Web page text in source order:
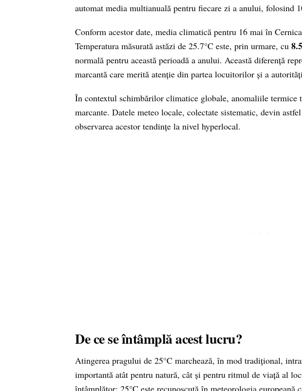
automat media multianuală pentru fiecare zi a anului, folosind
Conform acestor date, media climatică pentru 16 mai în
Temperatura măsurată astăzi de 25.7°C este, prin urmare, cu
normală pentru această perioadă a anului. Această diferență
marcantă care merită atenție din partea locuitorilor și a
În contextul schimbărilor climatice globale, anomaliile termice
marcante. Datele meteo locale, colectate sistematic, devin
observarea acestor tendințe la nivel hyperlocal.
De ce se întâmplă acest lucru?
Atingerea pragului de 25°C marchează, în mod tradițional,
importantă atât pentru natură, cât și pentru ritmul de viață al
întâmplător: 25°C este recunoscută în meteorologia